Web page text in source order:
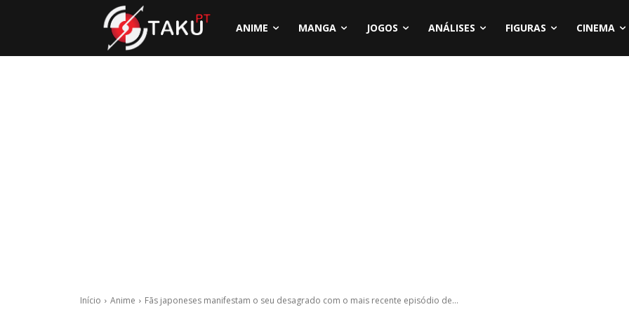
ANIME MANGA JOGOS ANÁLISES FIGURAS CINEMA
Início Anime Fãs japoneses manifestam o seu desagrado com o mais recente episódio de...